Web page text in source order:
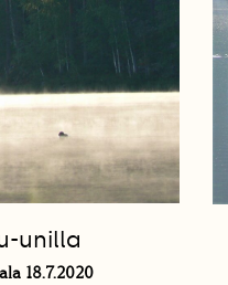
unilla
18.7.2020